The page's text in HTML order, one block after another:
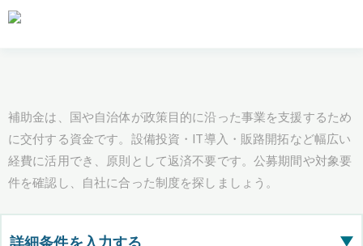
補助金は、国や自治体が政策目的に沿った事業を支援するため
に交付する資金です。設備投資・IT導入・販路開拓など幅広い
経費に活用でき、原則として返済不要です。公募期間や対象要
件を確認し、自社に合った制度を探しましょう。
詳細条件を入力する ▶